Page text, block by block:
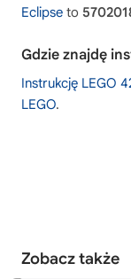
Eclipse to
Gdzie znajdę
Instrukcję LEGO
LEGO.
Zobacz także